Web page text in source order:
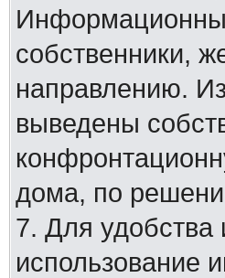
собственники,
направлению.
выведены
дома, по
7. Для удобства
использование